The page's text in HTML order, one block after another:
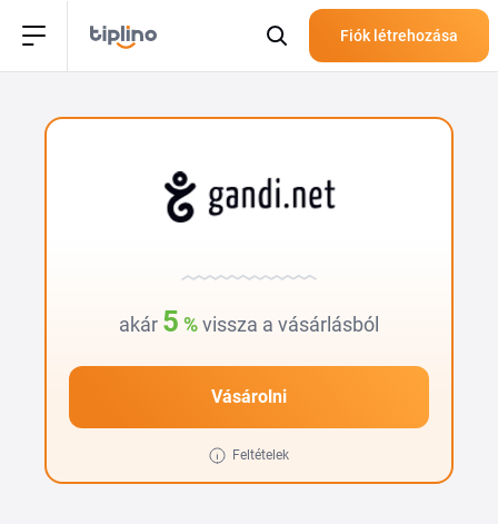
Fiók létrehozása
akár 5 %vissza a vásárlásból
Vásárolni
Feltételek